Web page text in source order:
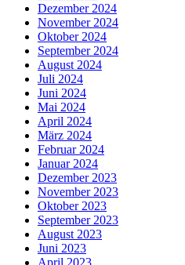
Dezember 2024
November 2024
Oktober 2024
September 2024
August 2024
Juli 2024
Juni 2024
Mai 2024
April 2024
März 2024
Februar 2024
Januar 2024
Dezember 2023
November 2023
Oktober 2023
September 2023
August 2023
Juni 2023